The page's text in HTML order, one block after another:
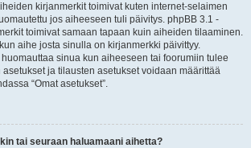
kirjanmerkit toimivat kuten internet-selaimen
jos aiheeseen tuli päivitys. phpBB 3.1 -
toimivat samaan tapaan kuin aiheiden tilaaminen.
aihe josta sinulla on kirjanmerkki päivittyy.
sinua kun aiheeseen tai foorumiin tulee
ja tilausten asetukset voidaan määrittää
“Omat asetukset”.
tai seuraan haluamaani aihetta?